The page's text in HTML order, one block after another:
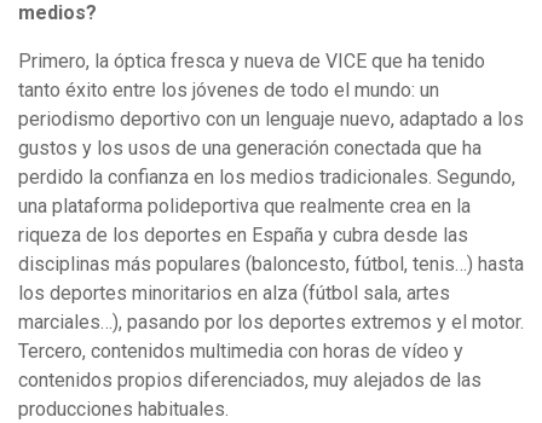
medios?
Primero, la óptica fresca y nueva de VICE que ha tenido
tanto éxito entre los jóvenes de todo el mundo: un
periodismo deportivo con un lenguaje nuevo, adaptado a los
gustos y los usos de una generación conectada que ha
perdido la confianza en los medios tradicionales. Segundo,
una plataforma polideportiva que realmente crea en la
riqueza de los deportes en España y cubra desde las
disciplinas más populares (baloncesto, fútbol, tenis…) hasta
los deportes minoritarios en alza (fútbol sala, artes
marciales…), pasando por los deportes extremos y el motor.
Tercero, contenidos multimedia con horas de vídeo y
contenidos propios diferenciados, muy alejados de las
producciones habituales.